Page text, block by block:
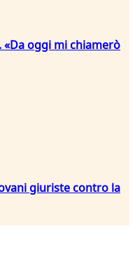
«Da oggi mi chiamerò
giuriste contro la